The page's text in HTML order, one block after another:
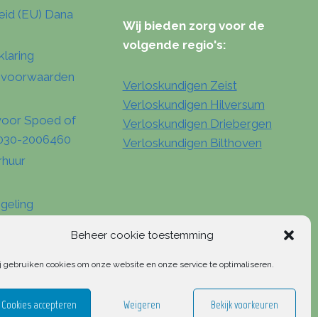
Beheer cookie toestemming
gebruiken cookies om onze website en onze service te optimaliseren.
Cookies accepteren Weigeren Bekijk voorkeuren
(EU) Dana
Spoed of
2006460
Wij bieden zorg voor de
volgende regio's:
Verloskundigen Zeist
Verloskundigen Hilversum
Verloskundigen Driebergen
Verloskundigen Bilthoven